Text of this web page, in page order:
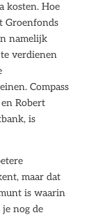
kosten. Hoe
Groenfonds
namelijk
verdienen
Compass
Robert
is
maar dat
is waarin
nog de